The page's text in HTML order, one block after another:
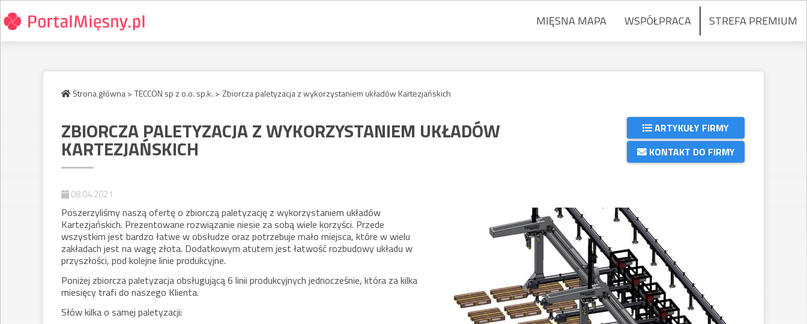
MIĘSNA MAPA WSPÓŁPRACA STREFA PREMIUM
Strona główna > TECCON sp z o.o. sp.k. > Zbiorcza paletyzacja z wykorzystaniem układów Kartezjańskich
ZBIORCZA PALETYZACJA Z WYKORZYSTANIEM UKŁADÓW
KARTEZJAŃSKICH
ARTYKUŁY FIRMY
KONTAKT DO FIRMY
08.04.2021
Poszerzyliśmy naszą ofertę o zbiorczą paletyzację z wykorzystaniem układów
Kartezjańskich. Prezentowane rozwiązanie niesie za sobą wiele korzyści. Przede
wszystkim jest bardzo łatwe w obsłudze oraz potrzebuje mało miejsca, które w wielu
zakładach jest na wagę złota. Dodatkowym atutem jest łatwość rozbudowy układu w
przyszłości, pod kolejne linie produkcyjne.
Poniżej zbiorcza paletyzacja obsługującą 6 linii produkcyjnych jednocześnie, która za kilka
miesięcy trafi do naszego Klienta.
Słów kilka o samej paletyzacji: